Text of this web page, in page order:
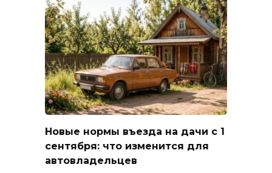
Новые нормы въезда на дачи с 1
сентября: что изменится для
автовладельцев